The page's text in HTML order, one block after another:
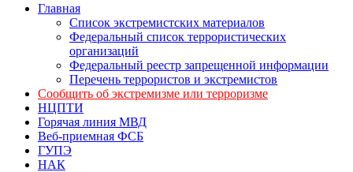
Главная
Список экстремистских материалов
Федеральный список террористических
организаций
Федеральный реестр запрещенной информации
Перечень террористов и экстремистов
Сообщить об экстремизме или терроризме
НЦПТИ
Горячая линия МВД
Веб-приемная ФСБ
ГУПЭ
НАК